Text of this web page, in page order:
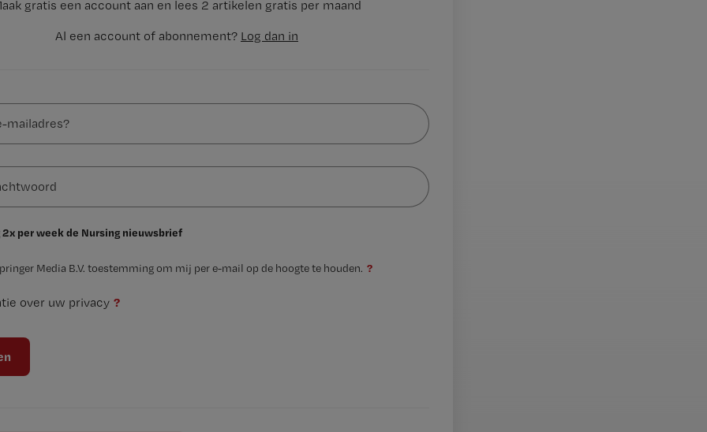
gratis een account aan en lees 2 artikelen gratis per maand
Al een account of abonnement? Log dan in
2x per week de Nursing nieuwsbrief
Media B.V. toestemming om mij per e-mail op de hoogte te houden. ?
over uw privacy ?